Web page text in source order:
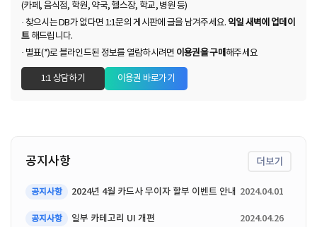
(카페, 음식점, 학원, 약국, 헬스장, 학교, 병원 등)
· 찾으시는 DB가 없다면 1:1문의 게시판에 글을 남겨주세요. 익일 새벽에 업데이
트해드립니다.
· 별표(*)로 블라인드된 정보를 열람하시려면 이용권을 구매 해주세요
1:1 상담하기 이용권 바로가기
공지사항 더보기
공지사항 2024년 4월 카드사 무이자 할부 이벤트 안내 2024.04.01
공지사항 일부 카테고리 UI 개편 2024.04.26